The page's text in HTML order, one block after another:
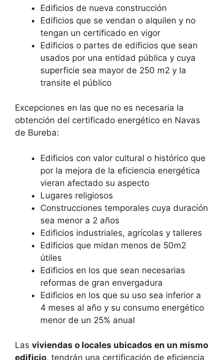
Edificios de nueva construcción
Edificios que se vendan o alquilen y no
tengan un certificado en vigor
Edificios o partes de edificios que sean
usados por una entidad pública y cuya
superficie sea mayor de 250 m2 y la
transite el público
Excepciones en las que no es necesaria la
obtención del certificado energético en Navas
de Bureba:
Edificios con valor cultural o histórico que
por la mejora de la eficiencia energética
vieran afectado su aspecto
Lugares religiosos
Construcciones temporales cuya duración
sea menor a 2 años
Edificios industriales, agrícolas y talleres
Edificios que midan menos de 50m2
útiles
Edificios en los que sean necesarias
reformas de gran envergadura
Edificios en los que su uso sea inferior a
4 meses al año y su consumo energético
menor de un 25% anual
Las viviendas o locales ubicados en un mismo
edificio, tendrán una certificación de eficiencia